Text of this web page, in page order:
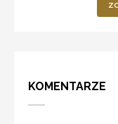
KOMENTARZE